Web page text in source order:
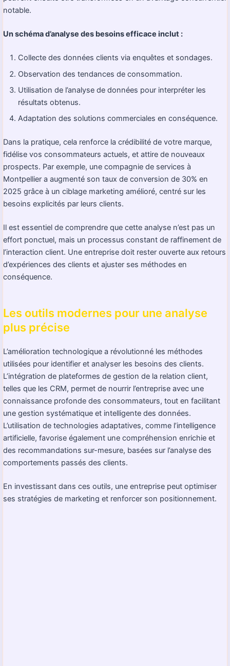
notable.
Un schéma d’analyse des besoins efficace inclut :
Collecte des données clients via enquêtes et sondages.
Observation des tendances de consommation.
Utilisation de l’analyse de données pour interpréter les
résultats obtenus.
Adaptation des solutions commerciales en conséquence.
Dans la pratique, cela renforce la crédibilité de votre marque,
fidélise vos consommateurs actuels, et attire de nouveaux
prospects. Par exemple, une compagnie de services à
Montpellier a augmenté son taux de conversion de 30% en
2025 grâce à un ciblage marketing amélioré, centré sur les
besoins explicités par leurs clients.
Il est essentiel de comprendre que cette analyse n’est pas un
effort ponctuel, mais un processus constant de raffinement de
l’interaction client. Une entreprise doit rester ouverte aux retours
d’expériences des clients et ajuster ses méthodes en
conséquence.
Les outils modernes pour une analyse
plus précise
L’amélioration technologique a révolutionné les méthodes
utilisées pour identifier et analyser les besoins des clients.
L’intégration de plateformes de gestion de la relation client,
telles que les CRM, permet de nourrir l’entreprise avec une
connaissance profonde des consommateurs, tout en facilitant
une gestion systématique et intelligente des données.
L’utilisation de technologies adaptatives, comme l’intelligence
artificielle, favorise également une compréhension enrichie et
des recommandations sur-mesure, basées sur l’analyse des
comportements passés des clients.
En investissant dans ces outils, une entreprise peut optimiser
ses stratégies de marketing et renforcer son positionnement.